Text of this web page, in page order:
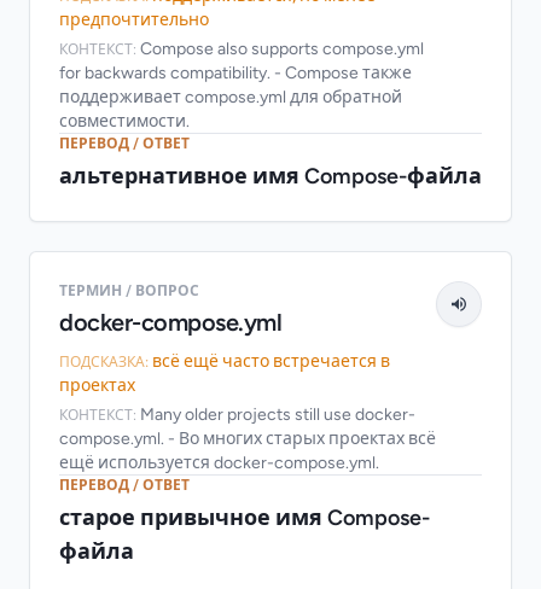
предпочтительно
КОНТЕКСТ: Compose also supports compose.yml
for backwards compatibility. - Compose также
поддерживает compose.yml для обратной
совместимости.
ПЕРЕВОД / ОТВЕТ
альтернативное имя Compose-файла
ТЕРМИН / ВОПРОС
docker-compose.yml
ПОДСКАЗКА: всё ещё часто встречается в
проектах
КОНТЕКСТ: Many older projects still use docker-
compose.yml. - Во многих старых проектах всё
ещё используется docker-compose.yml.
ПЕРЕВОД / ОТВЕТ
старое привычное имя Compose-
файла